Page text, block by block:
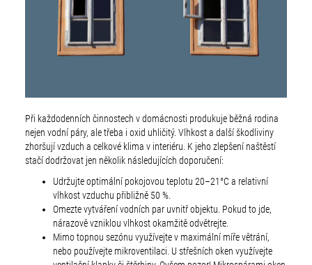
Při každodenních činnostech v domácnosti produkuje běžná rodina
nejen vodní páry, ale třeba i oxid uhličitý. Vlhkost a další škodliviny
zhoršují vzduch a celkové klima v interiéru. K jeho zlepšení naštěstí
stačí dodržovat jen několik následujících doporučení:
Udržujte optimální pokojovou teplotu 20–21°C a relativní
vlhkost vzduchu přibližně 50 %.
Omezte vytváření vodních par uvnitř objektu. Pokud to jde,
nárazově vzniklou vlhkost okamžitě odvětrejte.
Mimo topnou sezónu využívejte v maximální míře větrání,
nebo používejte mikroventilaci. U střešních oken využívejte